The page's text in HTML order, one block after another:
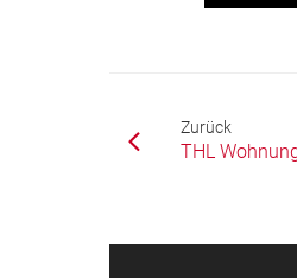
Zurück
THL